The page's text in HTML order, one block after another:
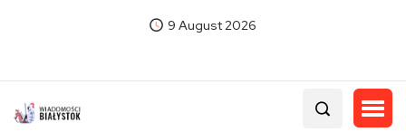
9 August 2026